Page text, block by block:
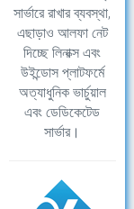
সার্ভারে রাখার ব্যবস্থা,
এছাড়াও আলফা নেট
দিচ্ছে লিনাক্স এবং
উইন্ডোস প্লাটফর্মে
অত্যাধুনিক ভার্চুয়াল
এবং ডেডিকেটেড
সার্ভার।